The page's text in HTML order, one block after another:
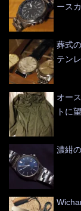
ース
葬式
テン
オー
トに
濃紺